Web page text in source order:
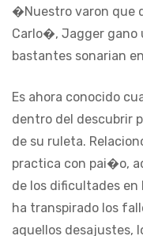
�Nuestro varon que
Carlo�, Jagger gano
bastantes sonarian
Es ahora conocido
dentro del descubrir
de su ruleta.
practica con pai�o,
de los dificultades
ha transpirado los
aquellos desajustes,